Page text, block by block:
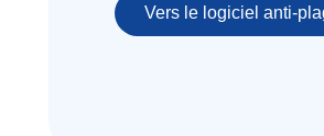
Vers le logiciel anti-